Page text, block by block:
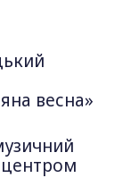
весна»